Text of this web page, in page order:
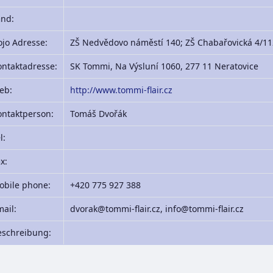
Adresse: ZŠ Nedvědovo náměstí 140; ZŠ Chabařovická 4/
SK Tommi, Na Výsluní 1060, 277 11 Neratovice
http://www.tommi-flair.cz
Tomáš Dvořák
phone: +420 775 927 388
dvorak@tommi-flair.cz, info@tommi-flair.cz